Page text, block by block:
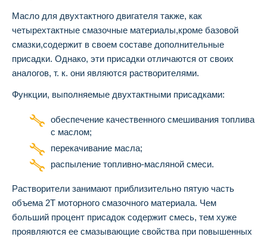
Масло для двухтактного двигателя также, как
четырехтактные смазочные материалы,кроме базовой
смазки,содержит в своем составе дополнительные
присадки. Однако, эти присадки отличаются от своих
аналогов, т. к. они являются растворителями.
Функции, выполняемые двухтактными присадками:
обеспечение качественного смешивания топлива
с маслом;
перекачивание масла;
распыление топливно-масляной смеси.
Растворители занимают приблизительно пятую часть
объема 2Т моторного смазочного материала. Чем
больший процент присадок содержит смесь, тем хуже
проявляются ее смазывающие свойства при повышенных